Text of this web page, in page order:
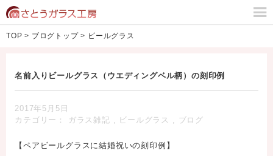
TOP > ブログトップ> ビールグラス
名前入りビールグラス（ウエディングベル柄）の刻印例
2017年5月5日
カテゴリー：
ガラス雑記 , ビールグラス , ブログ
【ペアビールグラスに結婚祝いの刻印例】